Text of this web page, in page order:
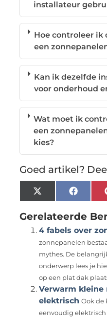
installateur
Hoe controleer ik
een
Kan ik dezelfde
voor onderhoud
Wat moet ik
een
kies?
Goed artikel?
X
(Twitter)
Gerelateerde
4 fabels over
zonnepanelen
mythes. De
onderwerp lees je
op een plat dak
Verwarm kleine
elektrisch Ook de
eenvoudig